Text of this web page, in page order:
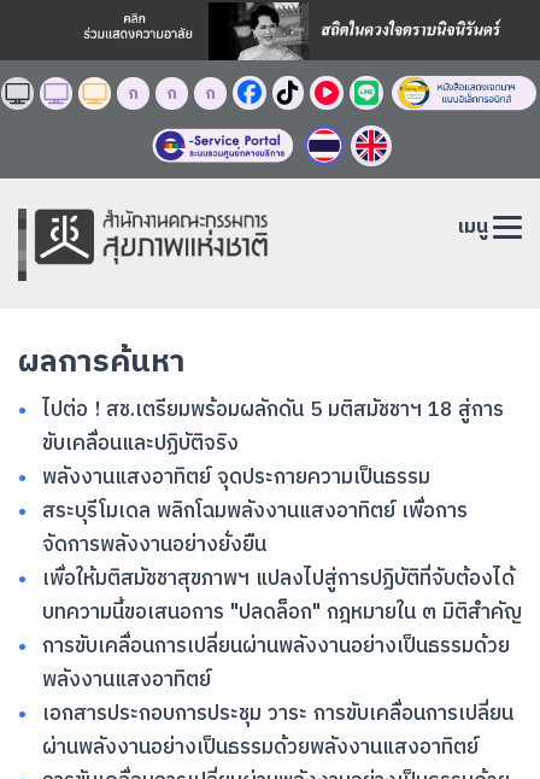
ก ก ก
เมนู
ผลการค้นหา
ไปต่อ ! สช.เตรียมพร้อมผลักดัน 5 มติสมัชชาฯ 18 สู่การ
ขับเคลื่อนและปฏิบัติจริง
พลังงานแสงอาทิตย์ จุดประกายความเป็นธรรม
สระบุรีโมเดล พลิกโฉมพลังงานแสงอาทิตย์ เพื่อการ
จัดการพลังงานอย่างยั่งยืน
เพื่อให้มติสมัชชาสุขภาพฯ แปลงไปสู่การปฏิบัติที่จับต้องได้
บทความนี้ขอเสนอการ "ปลดล็อก" กฎหมายใน ๓ มิติสำคัญ
การขับเคลื่อนการเปลี่ยนผ่านพลังงานอย่างเป็นธรรมด้วย
พลังงานแสงอาทิตย์
เอกสารประกอบการประชุม วาระ การขับเคลื่อนการเปลี่ยน
ผ่านพลังงานอย่างเป็นธรรมด้วยพลังงานแสงอาทิตย์